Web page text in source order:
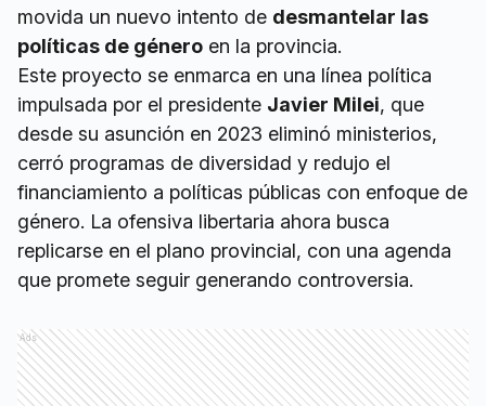
movida un nuevo intento de desmantelar las
políticas de género en la provincia.
Este proyecto se enmarca en una línea política
impulsada por el presidente Javier Milei, que
desde su asunción en 2023 eliminó ministerios,
cerró programas de diversidad y redujo el
financiamiento a políticas públicas con enfoque de
género. La ofensiva libertaria ahora busca
replicarse en el plano provincial, con una agenda
que promete seguir generando controversia.
Ads